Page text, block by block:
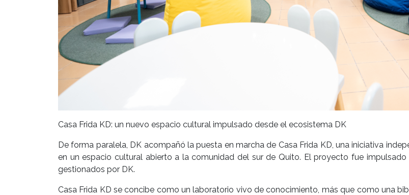
Casa Frida KD: un nuevo espacio cultural impulsado desde el ecosistema DK
De forma paralela, DK acompañó la puesta en marcha de Casa Frida KD, una iniciativa
en un espacio cultural abierto a la comunidad del sur de Quito. El proyecto fue
gestionados por DK.
Casa Frida KD se concibe como un laboratorio vivo de conocimiento, más que como una